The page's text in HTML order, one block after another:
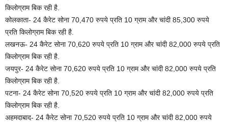
किलोग्राम बिक रही है.
कोलकाता- 24 कैरेट सोना 70,470 रुपये प्रति 10 ग्राम और चांदी 85,300 रुपये
प्रति किलोग्राम बिक रही है.
लखनऊ- 24 कैरेट सोना 70,620 रुपये प्रति 10 ग्राम और चांदी 82,000 रुपये प्रति
किलोग्राम बिक रही है.
जयपुर- 24 कैरेट सोना 70,620 रुपये प्रति 10 ग्राम और चांदी 82,000 रुपये प्रति
किलोग्राम बिक रही है.
पटना- 24 कैरेट सोना 70,520 रुपये प्रति 10 ग्राम और चांदी 82,000 रुपये प्रति
किलोग्राम बिक रही है.
अहमदाबाद- 24 कैरेट सोना 70,520 रुपये प्रति 10 ग्राम और चांदी 82,000 रुपये